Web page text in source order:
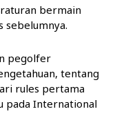
bermain
sebelumnya.
pegolfer
tentang
rules pertama
pada International